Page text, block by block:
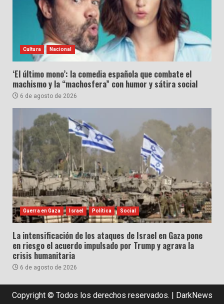
Cultura Nacional
‘El último mono’: la comedia española que combate el
machismo y la “machosfera” con humor y sátira social
6 de agosto de 2026
Guerra en Gaza Israel Política Social
La intensificación de los ataques de Israel en Gaza pone
en riesgo el acuerdo impulsado por Trump y agrava la
crisis humanitaria
6 de agosto de 2026
Copyright © Todos los derechos reservados.
DarkNews